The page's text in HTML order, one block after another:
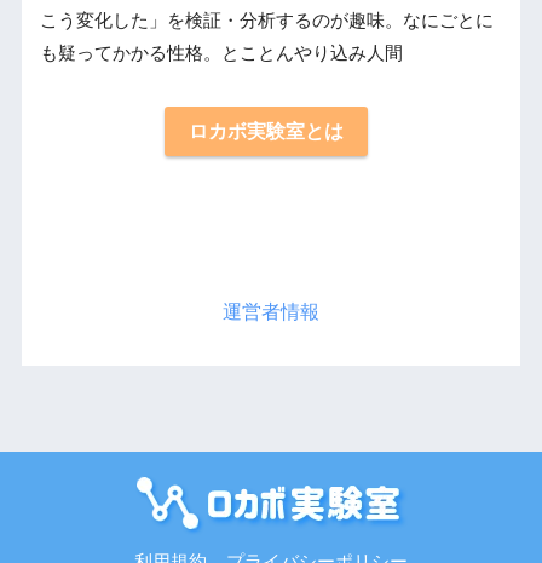
こう変化した」を検証・分析するのが趣味。なにごとに
も疑ってかかる性格。とことんやり込み人間
ロカボ実験室とは
運営者情報